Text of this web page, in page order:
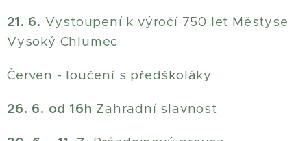
21. 6. Vystoupení k výročí 750 let Městyse
Vysoký Chlumec
Červen - loučení s předškoláky
26. 6. od 16h Zahradní slavnost